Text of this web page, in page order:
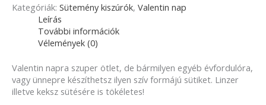
Kategóriák: Sütemény kiszúrók, Valentin nap
Leírás
További információk
Vélemények (0)
Valentin napra szuper ötlet, de bármilyen egyéb évfordulóra,
vagy ünnepre készíthetsz ilyen szív formájú sütiket. Linzer
illetve keksz sütésére is tökéletes!